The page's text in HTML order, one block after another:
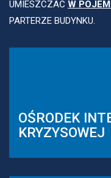
UMIESZCZAĆ W
PARTERZE BUDYNKU.
OŚRODEK
KRYZYSOWEJ